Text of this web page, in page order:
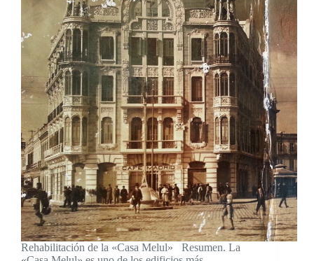
Rehabilitación de la «Casa Melul» Resumen. La